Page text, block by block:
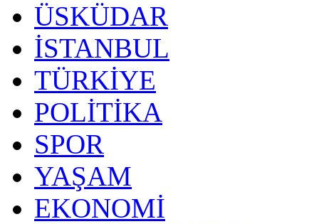
ÜSKÜDAR
İSTANBUL
TÜRKİYE
POLİTİKA
SPOR
YAŞAM
EKONOMİ